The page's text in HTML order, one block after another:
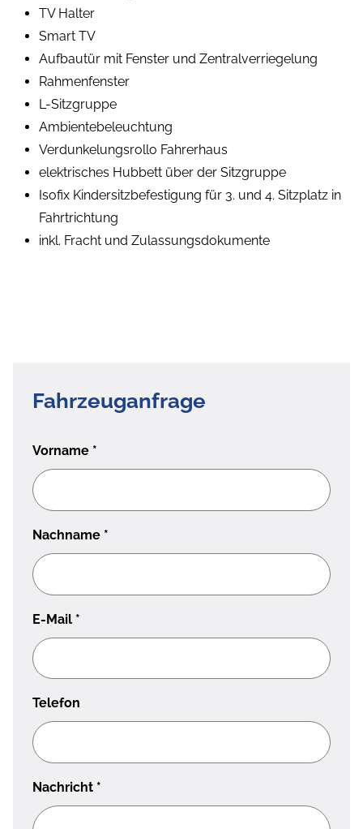
TV Halter
Smart TV
Aufbautür mit Fenster und Zentralverriegelung
Rahmenfenster
L-Sitzgruppe
Ambientebeleuchtung
Verdunkelungsrollo Fahrerhaus
elektrisches Hubbett über der Sitzgruppe
Isofix Kindersitzbefestigung für 3. und 4. Sitzplatz in
Fahrtrichtung
inkl. Fracht und Zulassungsdokumente
Fahrzeuganfrage
Vorname *
Nachname *
E-Mail *
Telefon
Nachricht *